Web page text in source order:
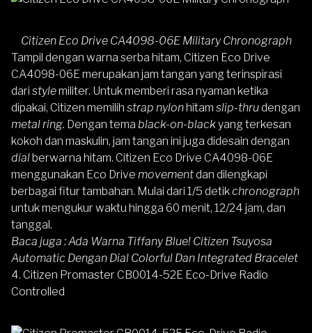
Citizen Eco Drive CA4098-06E Military Chronograph
Tampil dengan warna serba hitam, Citizen Eco Drive
CA4098-06Emerupakan jam tangan yang terinspirasi
dari stylemiliter. Untuk memberi rasa nyaman ketika
dipakai, Citizen memilih strap nylonhitam slip-thrudengan
metal ring. Dengan tema black-on-blackyang terkesan
kokoh dan maskulin, jam tangan ini juga didesain dengan
dialberwarna hitam. Citizen Eco Drive CA4098-06E
menggunakan Eco Drive movementdan dilengkapi
berbagai fitur tambahan. Mulai dari 1/5 detikchronograph
untuk mengukur waktu hingga 60 menit, 12/24 jam, dan
tanggal.
Baca juga :Ada Warna Tiffany Blue! Citizen Tsuyosa
Automatic Dengan Dial Colorful Dan Integrated Bracelet
4. Citizen Promaster CB0014-52E Eco-Drive Radio
Controlled